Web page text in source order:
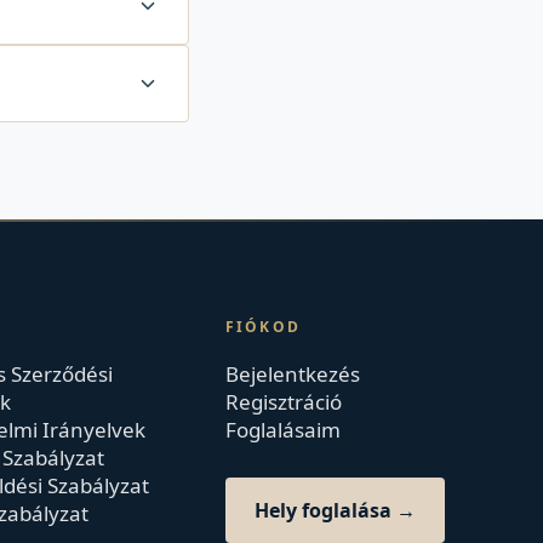
Szerződési
Irányelvek
Szabályzat
FIÓKOD
Bejelentkezés
Regisztráció
Foglalásaim
Hely foglalása →